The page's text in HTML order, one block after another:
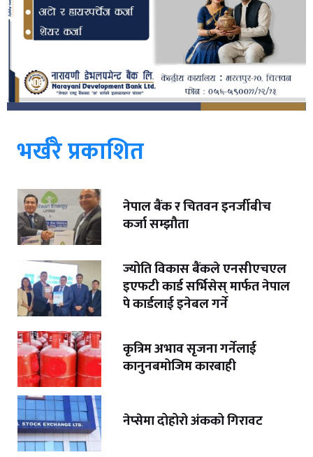
भर्खरै प्रकाशित
नेपाल बैंक र चितवन इनर्जीबीच
कर्जा सम्झौता
ज्योति विकास बैंकले एनसीएचएल
इएफटी कार्ड सर्भिसेस् मार्फत नेपाल
पे कार्डलाई इनेबल गर्ने
कृत्रिम अभाव सृजना गर्नेलाई
कानुनबमोजिम कारबाही
नेप्सेमा दोहोरो अंकको गिरावट